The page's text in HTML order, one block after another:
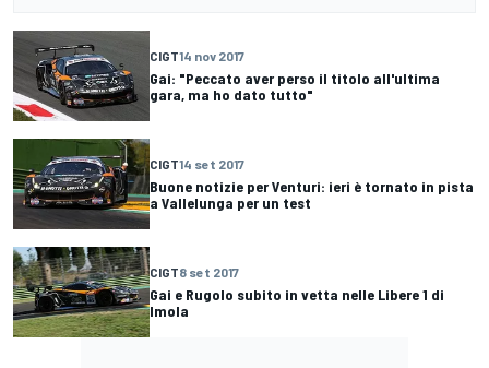
CIGT14 nov 2017
Gai: "Peccato aver perso il titolo all'ultima
gara, ma ho dato tutto"
CIGT14 set 2017
Buone notizie per Venturi: ieri è tornato in pista
a Vallelunga per un test
CIGT8 set 2017
Gai e Rugolo subito in vetta nelle Libere 1 di
Imola